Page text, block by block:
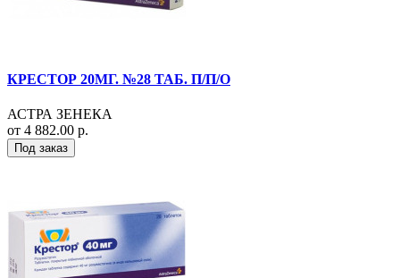
КРЕСТОР 20МГ. №28 ТАБ. П/П/О
АСТРА ЗЕНЕКА
от 4 882.00 р.
Под заказ